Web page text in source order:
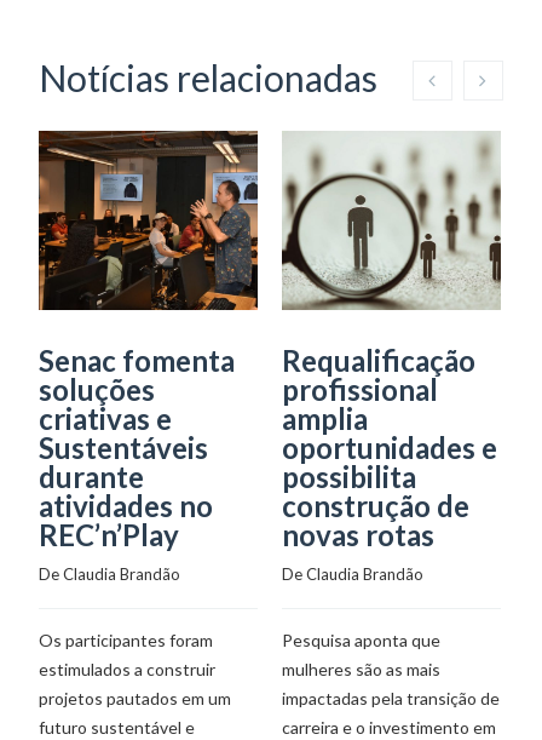
Notícias relacionadas
Senac fomenta
soluções
criativas e
Sustentáveis
durante
atividades no
REC’n’Play
De Claudia Brandão
Os participantes foram
estimulados a construir
projetos pautados em um
futuro sustentável e
Requalificação
profissional
amplia
oportunidades e
possibilita
construção de
novas rotas
De Claudia Brandão
Pesquisa aponta que
mulheres são as mais
impactadas pela transição de
carreira e o investimento em